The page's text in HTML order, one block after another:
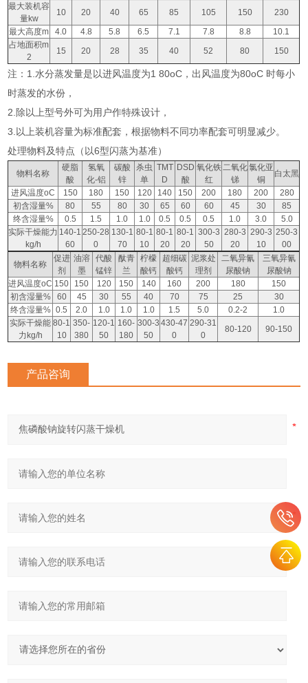
最大装机容
量kw
10 20 40 65 85 105 150
230
最大高度m
4.0 4.8 5.8 6.5 7.1 7.8 8.8
10.1
占地面积m
2
15 20 28 35 40 52 80 150
注：1.水分蒸发量是以进风温度为1 80oC，出风温度为80oC 时每小
时蒸发的水份，
2.除以上型号外可为用户作特殊设计，
3.以上装机容量为标准配套，根据物料不同功率配套可明显减少。
处理物料及特点（以6型闪蒸为基准）
物料名称
硬脂
酸
氢氧
化-铝
碳酸
锌
杀虫
单
TMT
D
DSD
酸
氧化铁
红
二氧化
锑
氯化亚
铜
白太黑
进风温度oC
150 180 150 120 140 150 200 180 200
280
初含湿量%
80 55 80 30 65 60 60 45 30
85
终含湿量%
0.5 1.5 1.0 1.0 0.5 0.5 0.5 1.0 3.0
5.0
实际干燥能力
kg/h
140-1
60
250-28
0
130-1
70
80-1
10
80-1
20
80-1
20
300-3
50
280-3
20
290-3
10
250-3
00
物料名称
促进
剂
油溶
墨
代酸
锰锌
酞青
兰
柠檬
酸钙
超细碳
酸钙
泥浆处
理剂
二氧异氰
尿酸钠
三氧异氰
尿酸钠
进风温度oC 150 150 120 150 140 160 200 180
150
初含湿量%
60 45 30 55 40 70 75 25
30
终含湿量% 0.5 2.0 1.0 1.0 1.0 1.5 5.0 0.2-2
1.0
实际干燥能
力kg/h
80-1
10
350-
380
120-1
50
160-
180
300-3
50
430-47
0
290-31
0
80-120 90-150
产品咨询